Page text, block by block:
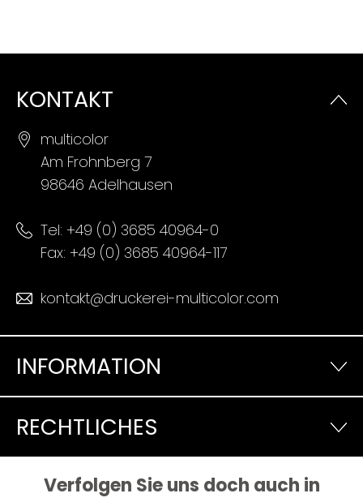
KONTAKT
multicolor
Am Frohnberg 7
98646 Adelhausen
Tel: +49 (0) 3685 40964-0
Fax: +49 (0) 3685 40964-117
kontakt@druckerei-multicolor.com
INFORMATION
RECHTLICHES
Verfolgen Sie uns doch auch in